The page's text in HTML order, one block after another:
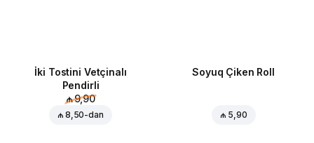
İki Tostini Vetçinalı
Pendirli
₼ 9,90
₼ 8,50-dan
Soyuq Çiken Roll
₼ 5,90